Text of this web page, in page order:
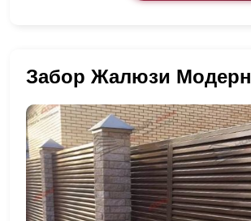
Забор Жалюзи Модерн